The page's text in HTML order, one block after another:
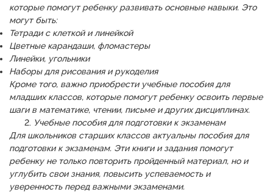
которые помогут ребенку развивать основные навыки. Это
могут быть:
Тетради с клеткой и линейкой
Цветные карандаши, фломастеры
Линейки, угольники
Наборы для рисования и рукоделия
Кроме того, важно приобрести учебные пособия для
младших классов, которые помогут ребенку освоить первые
шаги в математике, чтении, письме и других дисциплинах.
Учебные пособия для подготовки к экзаменам
Для школьников старших классов актуальны пособия для
подготовки к экзаменам. Эти книги и задания помогут
ребенку не только повторить пройденный материал, но и
углубить свои знания, повысить успеваемость и
уверенность перед важными экзаменами.